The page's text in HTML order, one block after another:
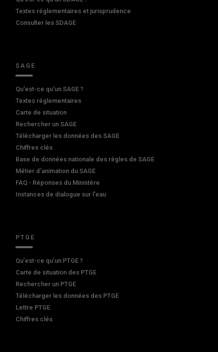
Textes réglementaires et jurisprudence
Consulter les SDAGE
SAGE
Qu'est-ce qu'un SAGE ?
Textes réglementaires
Carte de situation
Rechercher un SAGE
Télécharger les données des SAGE
Chiffres clés
Base de données nationale des règles de SAGE
Métier d'animation du SAGE
FAQ - Réponses du Ministère
Instances de dialogue sur l'eau
PTGE
Qu’est-ce qu’un PTGE ?
Carte de situation des PTGE
Rechercher un PTGE
Télécharger les données des PTGE
Lettre PTGE
Chiffres clés